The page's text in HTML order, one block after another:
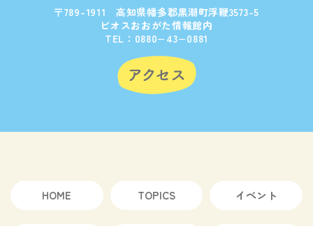
〒789-1911 高知県幡多郡黒潮町浮鞭3573-5
ビオスおおがた情報館内
TEL：0880−43−0881
HOME TOPICS イベント